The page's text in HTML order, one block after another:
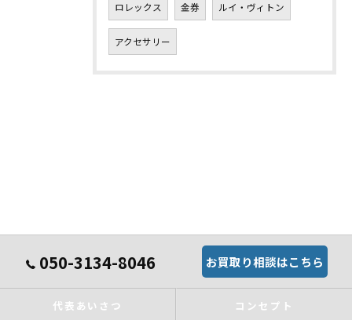
ロレックス 金券 ルイ・ヴィトン
アクセサリー
050-3134-8046 お買取り相談はこちら
代表あいさつ コンセプト